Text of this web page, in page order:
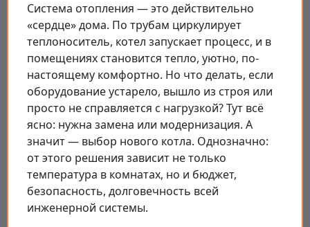
Система отопления — это действительно
«сердце» дома. По трубам циркулирует
теплоноситель, котел запускает процесс, и в
помещениях становится тепло, уютно, по-
настоящему комфортно. Но что делать, если
оборудование устарело, вышло из строя или
просто не справляется с нагрузкой? Тут всё
ясно: нужна замена или модернизация. А
значит — выбор нового котла. Однозначно:
от этого решения зависит не только
температура в комнатах, но и бюджет,
безопасность, долговечность всей
инженерной системы.